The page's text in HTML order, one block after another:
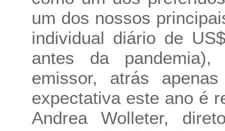
um dos nossos
individual diário de
antes da
emissor, atrás
expectativa este ano é
Andrea Wolleter,